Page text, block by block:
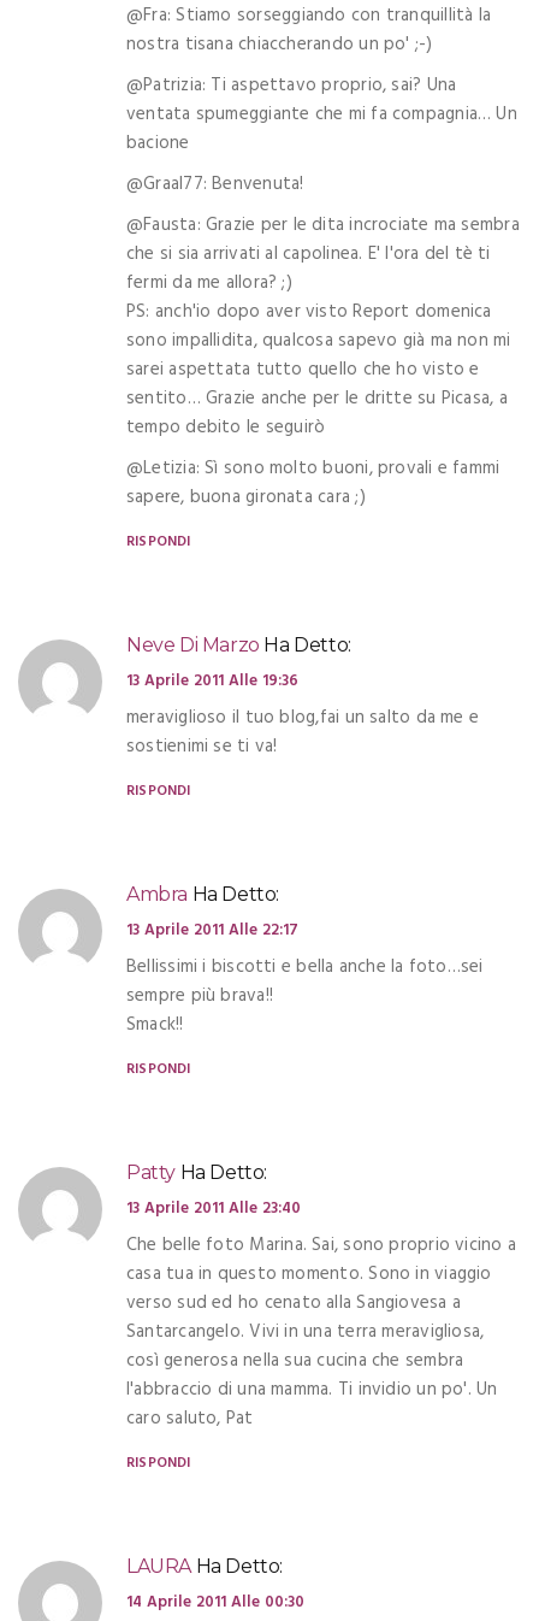
@Fra: Stiamo sorseggiando con tranquillità la
nostra tisana chiaccherando un po' ;-)
@Patrizia: Ti aspettavo proprio, sai? Una
ventata spumeggiante che mi fa compagnia… Un
bacione
@Graal77: Benvenuta!
@Fausta: Grazie per le dita incrociate ma sembra
che si sia arrivati al capolinea. E' l'ora del tè ti
fermi da me allora? ;)
PS: anch'io dopo aver visto Report domenica
sono impallidita, qualcosa sapevo già ma non mi
sarei aspettata tutto quello che ho visto e
sentito… Grazie anche per le dritte su Picasa, a
tempo debito le seguirò
@Letizia: Sì sono molto buoni, provali e fammi
sapere, buona gironata cara ;)
RISPONDI
Neve Di Marzo Ha Detto:
13 Aprile 2011 Alle 19:36
meraviglioso il tuo blog,fai un salto da me e
sostienimi se ti va!
RISPONDI
Ambra Ha Detto:
13 Aprile 2011 Alle 22:17
Bellissimi i biscotti e bella anche la foto…sei
sempre più brava!!
Smack!!
RISPONDI
Patty Ha Detto:
13 Aprile 2011 Alle 23:40
Che belle foto Marina. Sai, sono proprio vicino a
casa tua in questo momento. Sono in viaggio
verso sud ed ho cenato alla Sangiovesa a
Santarcangelo. Vivi in una terra meravigliosa,
così generosa nella sua cucina che sembra
l'abbraccio di una mamma. Ti invidio un po'. Un
caro saluto, Pat
RISPONDI
LAURA Ha Detto:
14 Aprile 2011 Alle 00:30